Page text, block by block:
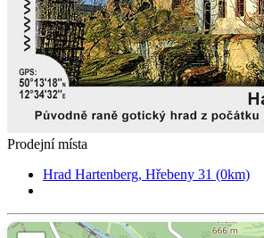
Prodejní místa
Hrad Hartenberg, Hřebeny 31 (0km)